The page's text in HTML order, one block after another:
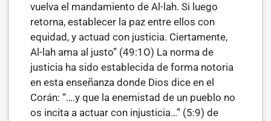
vuelva el mandamiento de Al-lah. Si luego
retorna, establecer la paz entre ellos con
equidad, y actuad con justicia. Ciertamente,
Al-lah ama al justo” (49:1O) La norma de
justicia ha sido establecida de forma notoria
en esta enseñanza donde Dios dice en el
Corán: “….y que la enemistad de un pueblo no
os incita a actuar con injusticia…” (5:9) de